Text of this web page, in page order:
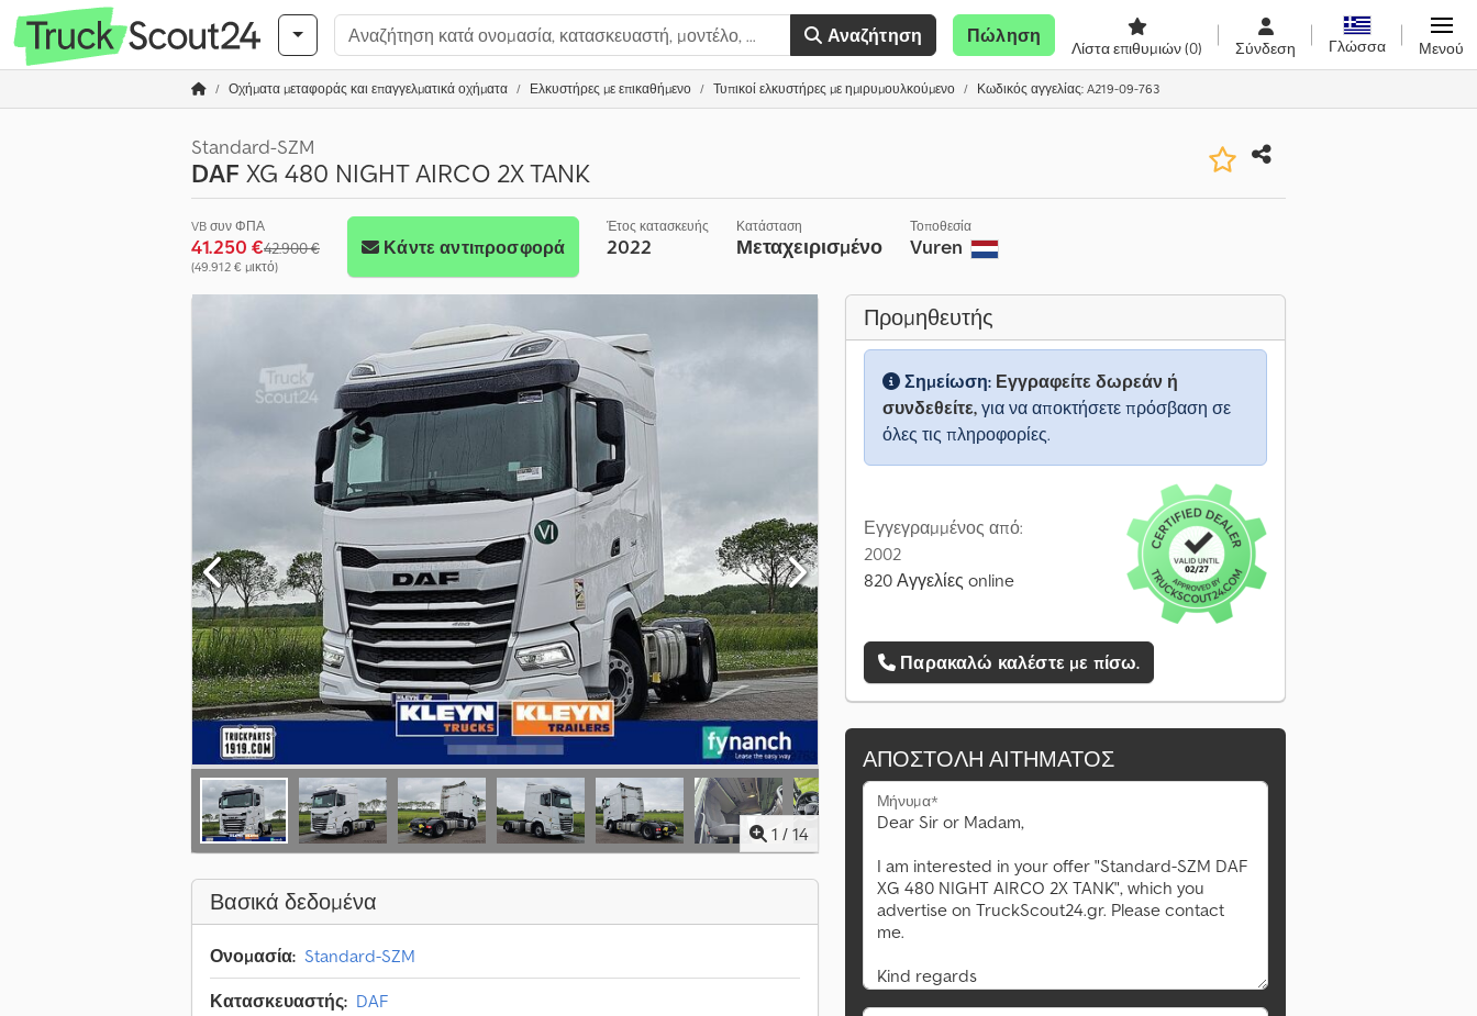
Αναζήτηση Πώληση
Λίστα επιθυμιών(0) Σύνδεση Γλώσσα Μενού
Οχήματα μεταφοράς και επαγγελματικά οχήματα Ελκυστήρες με επικαθήμενο Τυπικοί ελκυστήρες με ημιρυμουλκούμενο Κωδικός αγγελίας: A219-09-763
Standard-SZM
DAF XG 480 NIGHT AIRCO 2X TANK
VB συν ΦΠΑ
41.250 €42.900 €
(49.912 € μικτό)
Κάντε αντιπροσφορά
Έτος κατασκευής
2022
Κατάσταση
Μεταχειρισμένο
Τοποθεσία
Vuren
1 / 14
Βασικά δεδομένα
Ονομασία: Standard-SZM
Κατασκευαστής: DAF
Προμηθευτής
Σημείωση: Εγγραφείτε δωρεάν ή
συνδεθείτε, για να αποκτήσετε πρόσβαση σε
όλες τις πληροφορίες.
Εγγεγραμμένος από:
2002
820 Αγγελίες online
Παρακαλώ καλέστε με πίσω.
ΑΠΟΣΤΟΛΉ ΑΙΤΉΜΑΤΟΣ
Μήνυμα*